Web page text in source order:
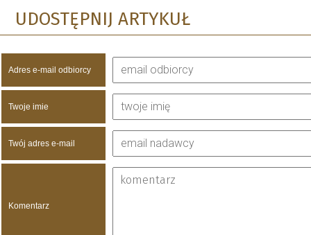
UDOSTĘPNIJ ARTYKUŁ
Adres e-mail odbiorcy
Twoje imie
Twój adres e-mail
Komentarz